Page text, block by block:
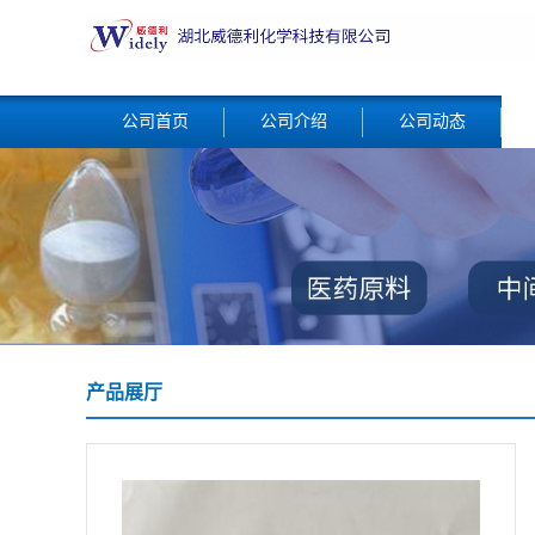
公司首页 公司介绍 公司动态
产品展厅